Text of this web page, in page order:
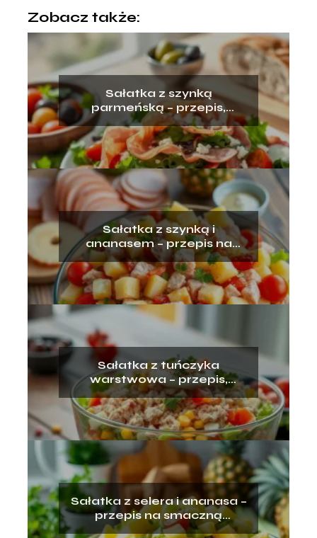
Zobacz także:
Sałatka z szynką
parmeńską – przepis,
składniki, przygotowanie
Sałatka z szynką i
ananasem – przepis na
pyszne danie!
Sałatka z tuńczyka
warstwowa – przepis,
składniki, przygotowanie
Sałatka z selera i ananasa –
przepis na smaczną
przekąskę